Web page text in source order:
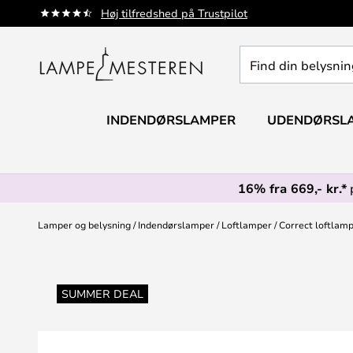
Høj tilfredshed på Trustpilot
Skip
to
din
INDENDØRSLAMPER
16% fra 669,- kr.*
Lamper og belysning Indendørslamper Loftlamper Correct
SUMMER DEAL